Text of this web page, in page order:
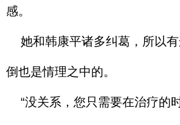
感。
她和韩康平诸多纠葛，所以有
倒也是情理之中的。
“没关系，您只需要在治疗的